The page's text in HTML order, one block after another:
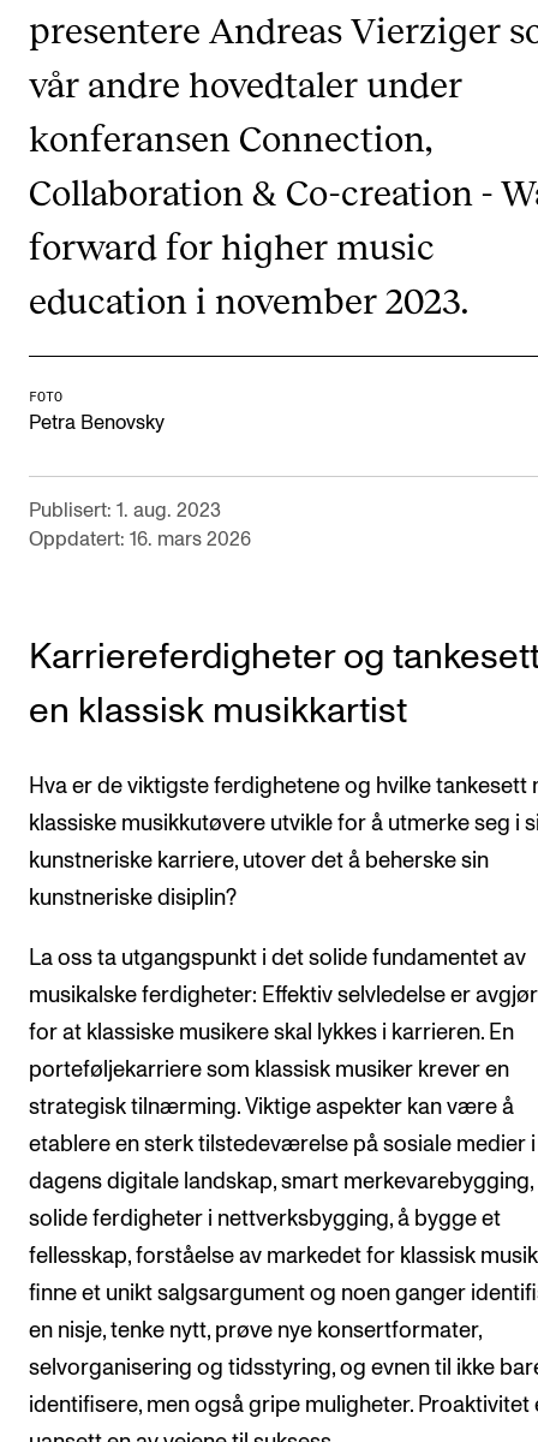
Digitale ressurser for undervisning
Studentenes psykososiale læringsmiljø
FORSKNING OG UTVIKLINGSARBEID
Om FoU på NMH
Livet rundt FoU
Forskningsetikk
KONSERTER OG ARRANGEMENTER
Arrangementer for ansatte
Låne utstyr – lyd, lys og video
Konsertopptak
ORGANISASJON
Aktuelle saker
Organisering av NMH
Strategier, planer og rapporter
Hvem gjør hva i administrasjonen
presentere Andreas Vierziger
vår andre hovedtaler under
konferansen Connection,
Collaboration & Co-creation -
forward for higher music
education i november 2023.
FOTO
Petra Benovsky
Publisert: 1. aug. 2023
Oppdatert: 16. mars 2026
Karriereferdigheter og
en klassisk musikkartist
Hva er de viktigste ferdighetene og hvilke tankesett
klassiske musikkutøvere utvikle for å utmerke seg i
kunstneriske karriere, utover det å beherske sin
kunstneriske disiplin?
La oss ta utgangspunkt i det solide fundamentet av
musikalske ferdigheter: Effektiv selvledelse er
for at klassiske musikere skal lykkes i karrieren. En
porteføljekarriere som klassisk musiker krever en
strategisk tilnærming. Viktige aspekter kan være å
etablere en sterk tilstedeværelse på sosiale medier i
dagens digitale landskap, smart merkevarebygging,
solide ferdigheter i nettverksbygging, å bygge et
fellesskap, forståelse av markedet for klassisk
finne et unikt salgsargument og noen ganger
en nisje, tenke nytt, prøve nye konsertformater,
selvorganisering og tidsstyring, og evnen til ikke
identifisere, men også gripe muligheter. Proaktivitet